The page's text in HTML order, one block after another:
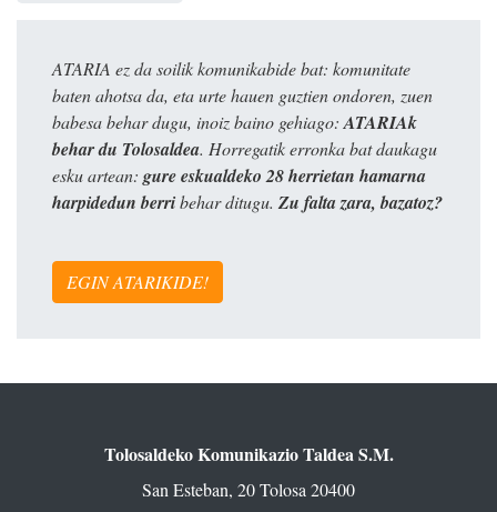
ATARIA ez da soilik komunikabide bat: komunitate
baten ahotsa da, eta urte hauen guztien ondoren, zuen
babesa behar dugu, inoiz baino gehiago: ATARIAk
behar du Tolosaldea. Horregatik erronka bat daukagu
esku artean: gure eskualdeko 28 herrietan hamarna
harpidedun berribehar ditugu. Zu falta zara, bazatoz?
EGIN ATARIKIDE!
Tolosaldeko Komunikazio Taldea S.M.
San Esteban, 20 Tolosa 20400